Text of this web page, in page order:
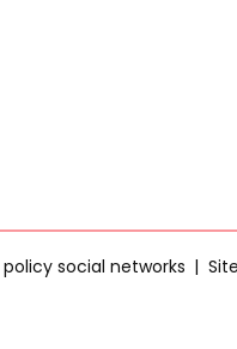
social networks